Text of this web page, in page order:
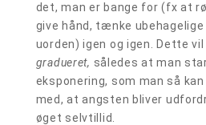
det, man er bange for (fx at
give hånd, tænke
uorden) igen og igen. Dette
gradueret, således at man
eksponering, som man så
med, at angsten bliver
øget selvtillid.